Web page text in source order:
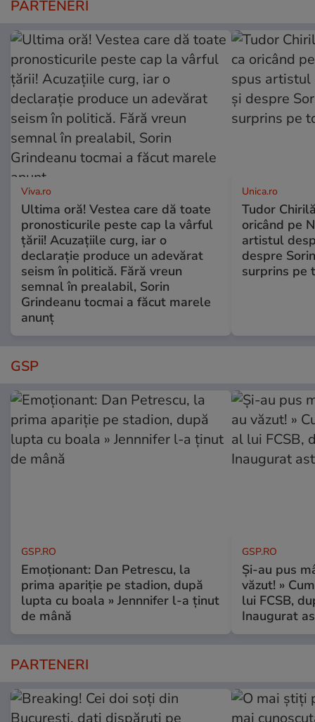
PARTENERI
Viva.ro
Ultima oră! Vestea care dă toate
pronosticurile peste cap la vârful
țării! Acuzațiile curg, iar o
declarație produce un adevărat
seism în politică. Fără vreun
semnal în prealabil, Sorin
Grindeanu tocmai a făcut marele
anunț
Unica.ro
Tudor
oricând pe
artistul
despre
surprins pe
GSP
GSP.RO
Emoționant: Dan Petrescu, la
prima apariție pe stadion, după
lupta cu boala » Jennnifer l-a ținut
de mână
GSP.RO
Și-au pus
văzut! »
lui FCSB,
Inaugurat
PARTENERI